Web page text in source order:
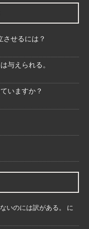
せるには？
与えられる。
いますか？
いのには訳がある。
に